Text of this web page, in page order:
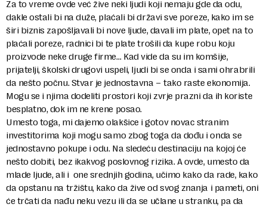
Za to vreme ovde već žive neki ljudi koji nemaju gde da odu,
dakle ostali bi na duže, plaćali bi državi sve poreze, kako im se
širi biznis zapošljavali bi nove ljude, davali im plate, opet na to
plaćali poreze, radnici bi te plate trošili da kupe robu koju
proizvode neke druge firme… Kad vide da su im komšije,
prijatelji, školski drugovi uspeli, ljudi bi se onda i sami ohrabrili
da nešto počnu. Stvar je jednostavna – tako raste ekonomija.
Mogu se i njima dodeliti prostori koji zvrje prazni da ih koriste
besplatno, dok im ne krene posao.
Umesto toga, mi dajemo olakšice i gotov novac stranim
investitorima koji mogu samo zbog toga da dođu i onda se
jednostavno pokupe i odu. Na sledeću destinaciju na kojoj će
nešto dobiti, bez ikakvog poslovnog rizika. A ovde, umesto da
mlade ljude, ali i one srednjih godina, učimo kako da rade, kako
da opstanu na tržištu, kako da žive od svog znanja i pameti, oni
će trčati da nađu neku vezu ili da se učlane u stranku, pa da